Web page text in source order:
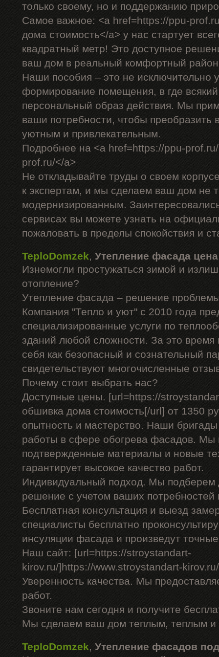
только своему, но и поддержанию
Самое важное: <a href=https://ppu-
дома стоимость</a> у нас стартует
квадратный метр! Это доступное
ваш дом в реальный комфортный
Наши пособия – это не исключительно
формирование помещения, в где
персональный образ действия. Мы
ваши потребности, чтобы
уютным и привлекательным.
Подробнее на <a href=https://ppu-
prof.ru/</a>
Не откладывайте труды о своем
к экспертам, и мы сделаем ваш дом не
модернизированным.
сервисах вы можете узнать на
пожаловать в пределы спокойствия и
TeploDomzek, Утепление фасада цена
Изнемогли простужаться зимой и
отопление?
Утепление фасада – решение
Компания "Тепло и уют" с 2010 года
специализированные услуги по
зданий любой сложности. За это
себя как безопасный и сознательный
свидетельствуют многочисленные
Почему стоит выбрать нас?
Доступные цены. [url=https://
обшивка дома стоимость[/url] от 1350
опытность и мастерство. Наши
работы в сфере обогрева фасадов. Мы
подтвержденные материалы и новые
гарантирует высокое качество работ.
Индивидуальный подход. Мы подберем
решение с учетом ваших
Бесплатная консультация и выезд
специалисты бесплатно
инсуляции фасада и произведут
Наш сайт: [url=https://stroystandart-
kirov.ru/]https://www.stroystandart-
Уверенность качества. Мы
работ.
Звоните нам сегодня и получите
Мы сделаем ваш дом теплым, теплым и
TeploDomzek, Утепление фасадов под